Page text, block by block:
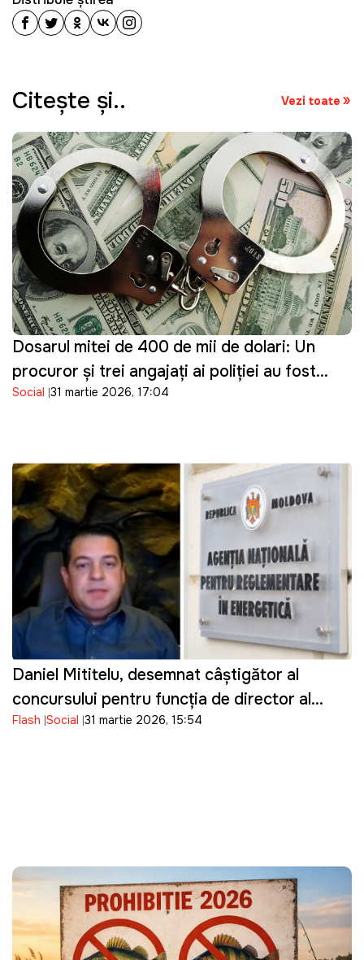
Citeşte şi.. Vezi toate
Dosarul mitei de 400 de mii de dolari: Un
procuror și trei angajați ai poliției au fost
reținuți
Social 31 martie 2026, 17:04
Daniel Mititelu, desemnat câștigător al
concursului pentru funcția de director al
ANRE
Flash Social 31 martie 2026, 15:54